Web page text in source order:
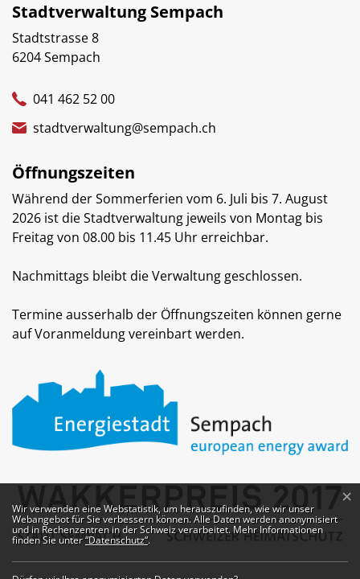
Stadtverwaltung Sempach
Stadtstrasse 8
6204 Sempach
041 462 52 00
stadtverwaltung@sempach.ch
Öffnungszeiten
Während der Sommerferien vom 6. Juli bis 7. August
2026 ist die Stadtverwaltung jeweils von Montag bis
Freitag von 08.00 bis 11.45 Uhr erreichbar.
Nachmittags bleibt die Verwaltung geschlossen.
Termine ausserhalb der Öffnungszeiten können gerne
auf Voranmeldung vereinbart werden.
Webstatistik
Wir verwenden eine Webstatistik, um herauszufinden, wie wir unser
Webangebot für Sie verbessern können. Alle Daten werden anonymisiert
und in Rechenzentren in der Schweiz verarbeitet. Mehr Informationen
finden Sie unter“Datenschutz“.
×